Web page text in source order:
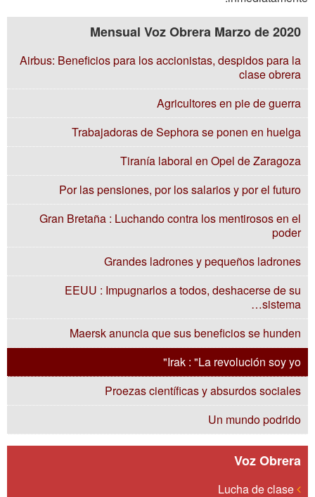
Mensual Voz Obrera Marzo de 2020
Airbus: Beneficios para los accionistas, despidos para la
clase obrera
Agricultores en pie de guerra
Trabajadoras de Sephora se ponen en huelga
Tiranía laboral en Opel de Zaragoza
Por las pensiones, por los salarios y por el futuro
Gran Bretaña : Luchando contra los mentirosos en el
poder
Grandes ladrones y pequeños ladrones
EEUU : Impugnarlos a todos, deshacerse de su
sistema…
Maersk anuncia que sus beneficios se hunden
Irak : "La revolución soy yo"
Proezas científicas y absurdos sociales
Un mundo podrido
Voz Obrera